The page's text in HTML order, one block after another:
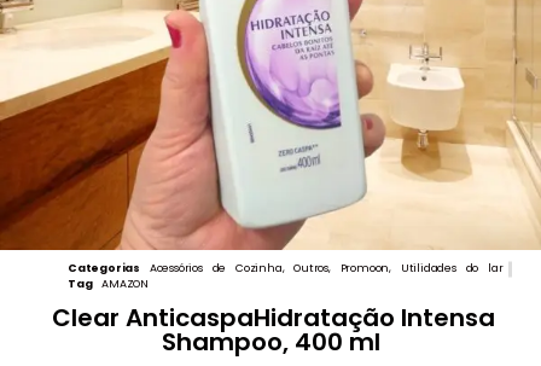
Categorias Acessórios de Cozinha,Outros, Promoon, Utilidades do lar
Tag
AMAZON
Clear AnticaspaHidratação Intensa
Shampoo, 400 ml